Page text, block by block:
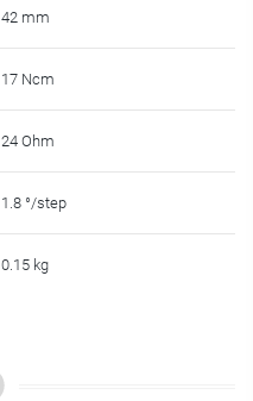
42 mm
17 Ncm
24 Ohm
1.8 °/step
0.15 kg